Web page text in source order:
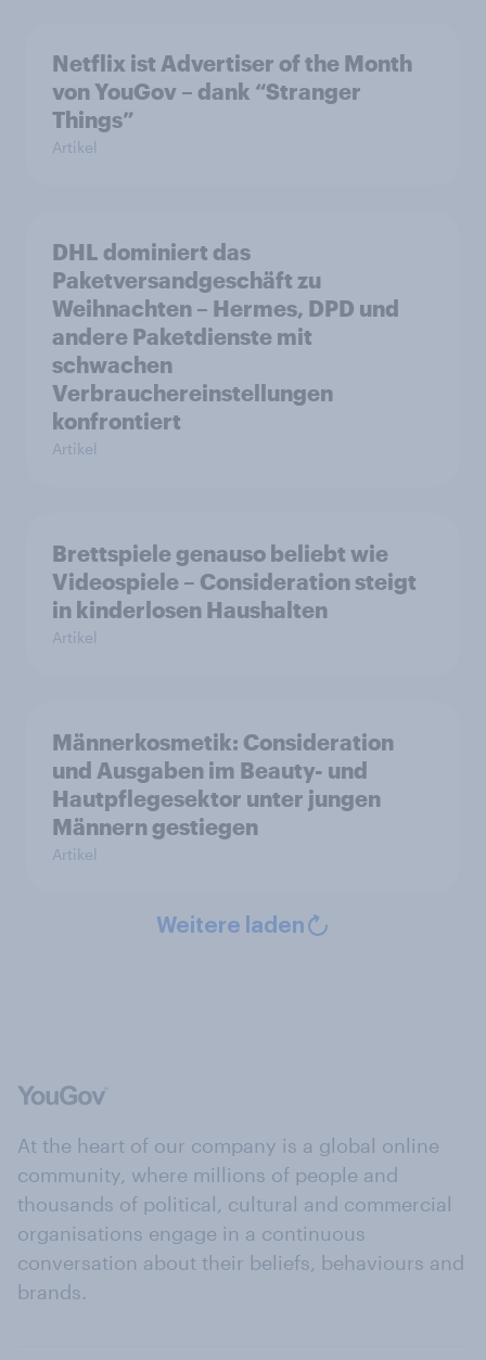
Netflix ist Advertiser of the Month
von YouGov – dank “Stranger
Things”
Artikel
DHL dominiert das
Paketversandgeschäft zu
Weihnachten – Hermes, DPD und
andere Paketdienste mit
schwachen
Verbrauchereinstellungen
konfrontiert
Artikel
Brettspiele genauso beliebt wie
Videospiele – Consideration steigt
in kinderlosen Haushalten
Artikel
Männerkosmetik: Consideration
und Ausgaben im Beauty- und
Hautpflegesektor unter jungen
Männern gestiegen
Artikel
Weitere laden
At the heart of our company is a global online
community, where millions of people and
thousands of political, cultural and commercial
organisations engage in a continuous
conversation about their beliefs, behaviours and
brands.